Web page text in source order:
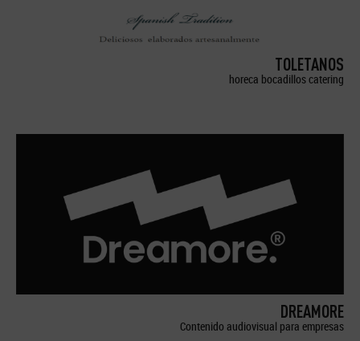
TOLETANOS
horeca bocadillos catering
DREAMORE
Contenido audiovisual para empresas